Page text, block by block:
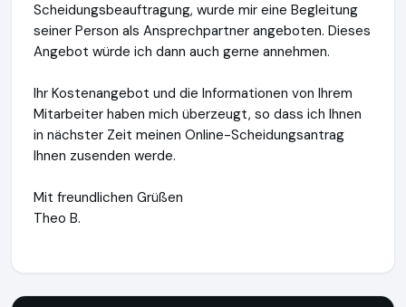
Scheidungsbeauftragung, wurde mir eine Begleitung
seiner Person als Ansprechpartner angeboten. Dieses
Angebot würde ich dann auch gerne annehmen.
Ihr Kostenangebot und die Informationen von Ihrem
Mitarbeiter haben mich überzeugt, so dass ich Ihnen
in nächster Zeit meinen Online-Scheidungsantrag
Ihnen zusenden werde.
Mit freundlichen Grüßen
Theo B.